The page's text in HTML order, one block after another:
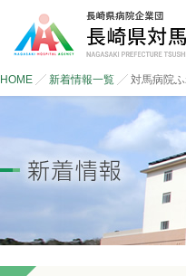
HOME 新着情報一覧 対馬病院